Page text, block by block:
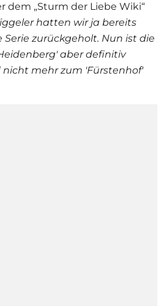
dem „Sturm der Liebe Wiki“
hatten wir ja bereits
Serie zurückgeholt. Nun ist die
aber definitiv
mehr zum 'Fürstenhof'